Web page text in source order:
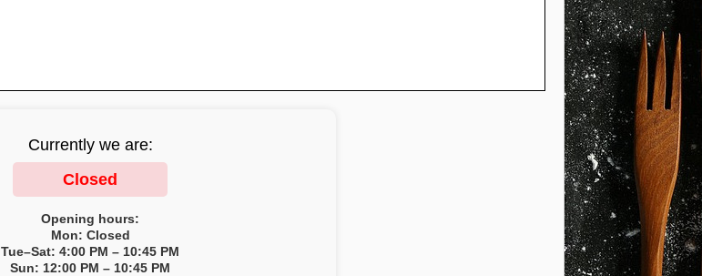
Currently we are:
Closed
Opening hours:
Mon: Closed
Tue–Sat: 4:00 PM – 10:45 PM
Sun: 12:00 PM – 10:45 PM